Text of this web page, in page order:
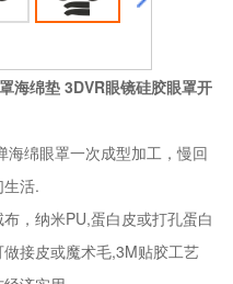
海绵垫 3DVR眼镜硅胶眼罩开
海绵眼罩一次成型加工，慢回
活.
，纳米PU,蛋白皮或打孔蛋白
接皮或魔术毛,3M贴胶工艺